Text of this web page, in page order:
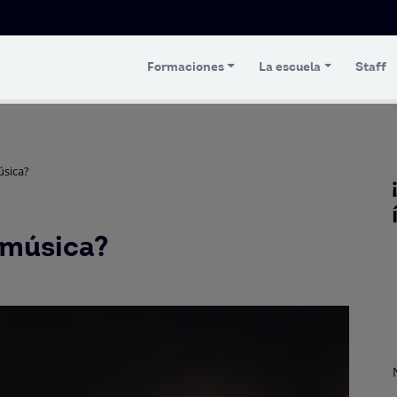
Formaciones La escuela Staff